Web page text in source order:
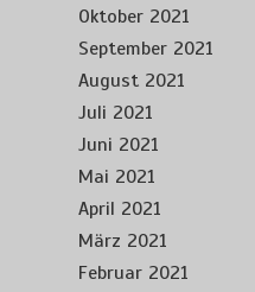
Oktober 2021
September 2021
August 2021
Juli 2021
Juni 2021
Mai 2021
April 2021
März 2021
Februar 2021